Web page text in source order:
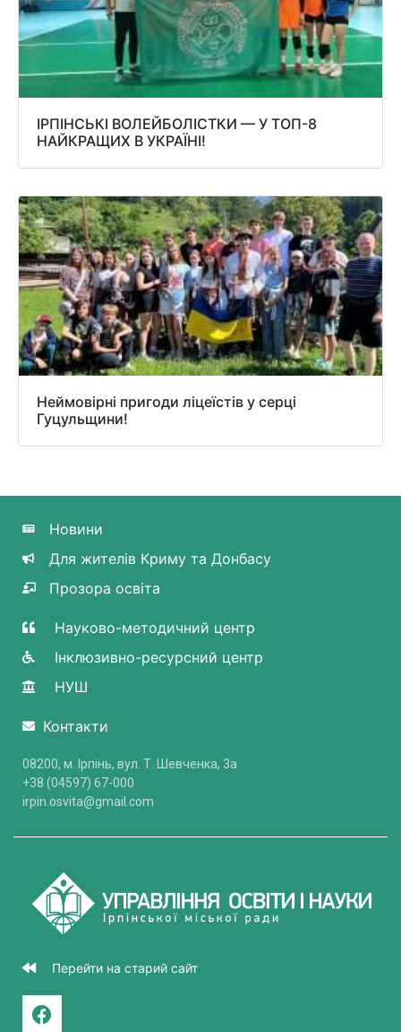
ІРПІНСЬКІ ВОЛЕЙБОЛІСТКИ — У ТОП-8
НАЙКРАЩИХ В УКРАЇНІ!
Неймовірні пригоди ліцеїстів у серці
Гуцульщини!
Новини
Для жителів Криму та Донбасу
Прозора освіта
Науково-методичний центр
Інклюзивно-ресурсний центр
НУШ
Контакти
08200, м. Ірпінь, вул. Т. Шевченка, 3a
+38 (04597) 67-000
irpin.osvita@gmail.com
Перейти на старий сайт